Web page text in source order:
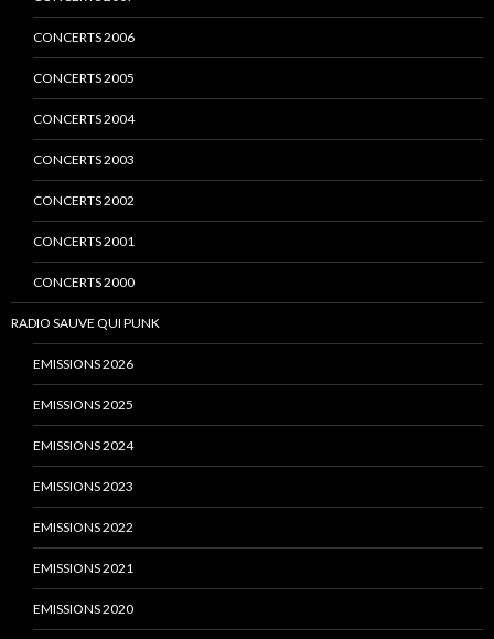
CONCERTS 2006
CONCERTS 2005
CONCERTS 2004
CONCERTS 2003
CONCERTS 2002
CONCERTS 2001
CONCERTS 2000
RADIO SAUVE QUI PUNK
EMISSIONS 2026
EMISSIONS 2025
EMISSIONS 2024
EMISSIONS 2023
EMISSIONS 2022
EMISSIONS 2021
EMISSIONS 2020